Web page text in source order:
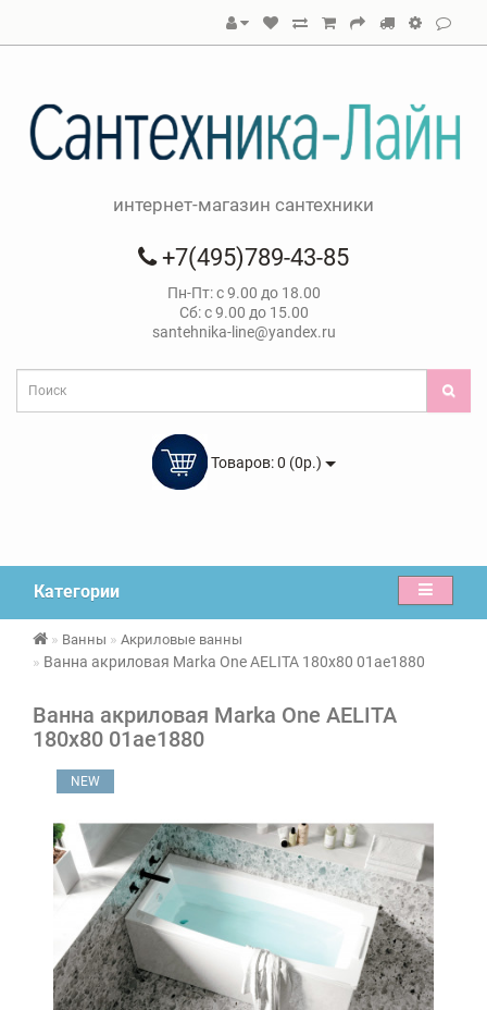
интернет-магазин сантехники
+7(495)789-43-85
Пн-Пт: с 9.00 до 18.00
Сб: с 9.00 до 15.00
santehnika-line@yandex.ru
Товаров: 0 (0р.)
Категории
Ванны Акриловые ванны
Ванна акриловая Marka One AELITA 180х80 01ае1880
Ванна акриловая Marka One AELITA
180х80 01ае1880
NEW